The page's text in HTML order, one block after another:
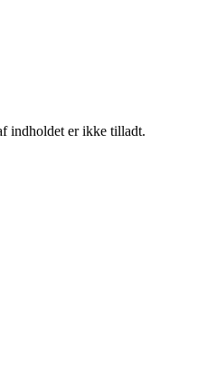
indholdet er ikke tilladt.